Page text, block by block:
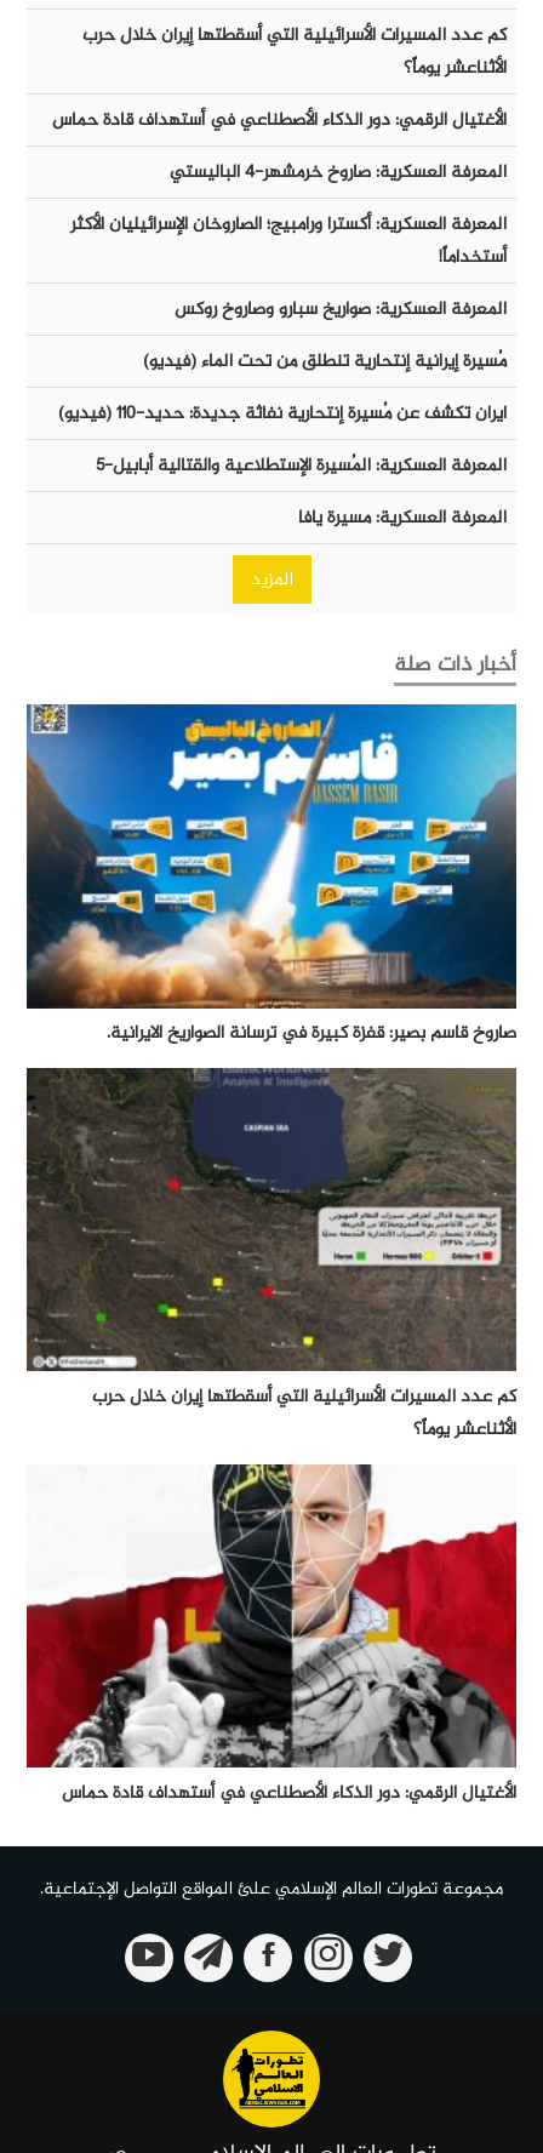
كم عدد المسيرات الأسرائيلية التي أسقطتها إيران خلال حرب
الأثناعشر يوماً؟
الأغتيال الرقمي: دور الذكاء الأصطناعي في أستهداف قادة حماس
المعرفة العسكرية: صاروخ خرمشهر-٤ الباليستي
المعرفة العسكرية: أكسترا ورامبيج؛ الصاروخان الإسرائيليان الأكثر
أستخداماً!
المعرفة العسكرية: صواريخ سبارو وصاروخ روكس
مُسيرة إيرانية إنتحارية تنطلق من تحت الماء (فيديو)
ايران تكشف عن مُسيرة إنتحارية نفاثة جديدة: حديد-١١٠ (فيديو)
المعرفة العسكرية: المُسيرة الإستطلاعية والقتالية أبابيل-٥
المعرفة العسكرية: مسيرة يافا
المزيد
أخبار ذات صلة
صاروخ قاسم بصير: قفزة كبيرة في ترسانة الصواريخ الايرانية.
كم عدد المسيرات الأسرائيلية التي أسقطتها إيران خلال حرب
الأثناعشر يوماً؟
الأغتيال الرقمي: دور الذكاء الأصطناعي في أستهداف قادة حماس
مجموعة تطورات العالم الإسلامي علئ المواقع التواصل الإجتماعية.